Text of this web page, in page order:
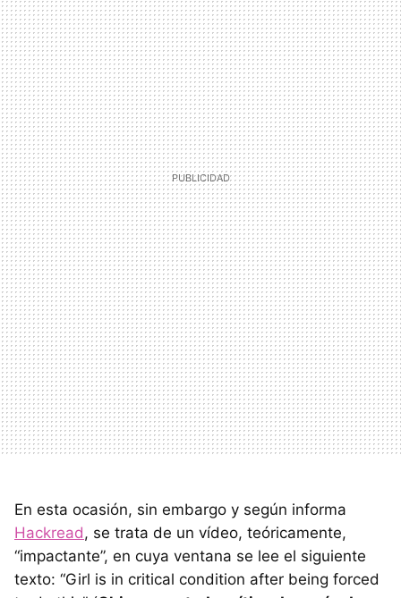
En esta ocasión, sin embargo y según informa
Hackread, se trata de un vídeo, teóricamente,
“impactante”, en cuya ventana se lee el siguiente
texto: “Girl is in critical condition after being forced